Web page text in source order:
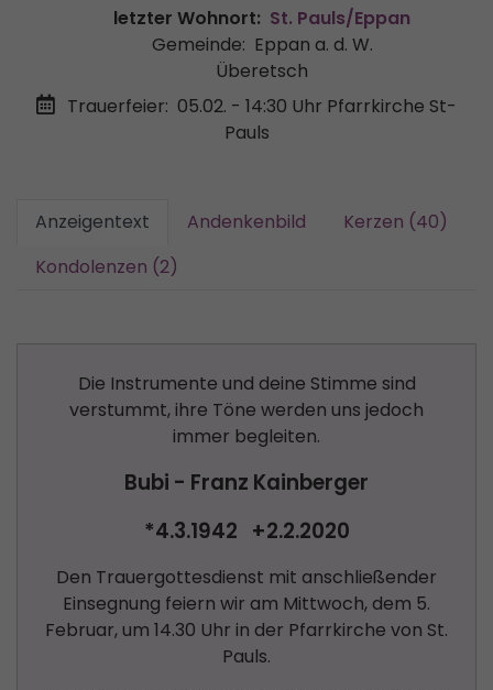
letzter Wohnort: St. Pauls/Eppan
Gemeinde: Eppan a. d. W.
Überetsch
Trauerfeier: 05.02. - 14:30 Uhr Pfarrkirche St-
Pauls
Anzeigentext Andenkenbild
Kerzen (40)
Kondolenzen (2)
Die Instrumente und deine Stimme sind
verstummt, ihre Töne werden uns jedoch
immer begleiten.
Bubi - Franz Kainberger
*4.3.1942 +2.2.2020
Den Trauergottesdienst mit anschließender
Einsegnung feiern wir am Mittwoch, dem 5.
Februar, um 14.30 Uhr in der Pfarrkirche von St.
Pauls.